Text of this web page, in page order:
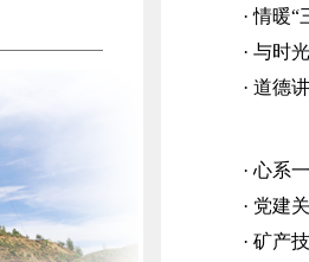
· 情暖“
· 与时
· 道德
· 心系
· 党建
· 矿产